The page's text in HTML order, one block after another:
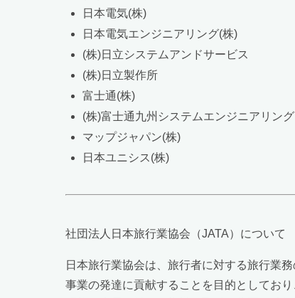
日本電気(株)
日本電気エンジニアリング(株)
(株)日立システムアンドサービス
(株)日立製作所
富士通(株)
(株)富士通九州システムエンジニアリング
マップジャパン(株)
日本ユニシス(株)
社団法人日本旅行業協会（JATA）について
日本旅行業協会は、旅行者に対する旅行業
事業の発達に貢献することを目的としてお